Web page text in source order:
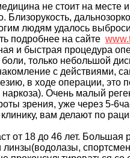
не стоит на месте
Близорукость,
людям удалось
подробнее на сайте
и быстрая процедура
только небольшой
с действиями,
в ходе операции, это
Очень малый
зрения, уже через 5-
вам делают по
от 18 до 46 лет.
линзы(водолазы,